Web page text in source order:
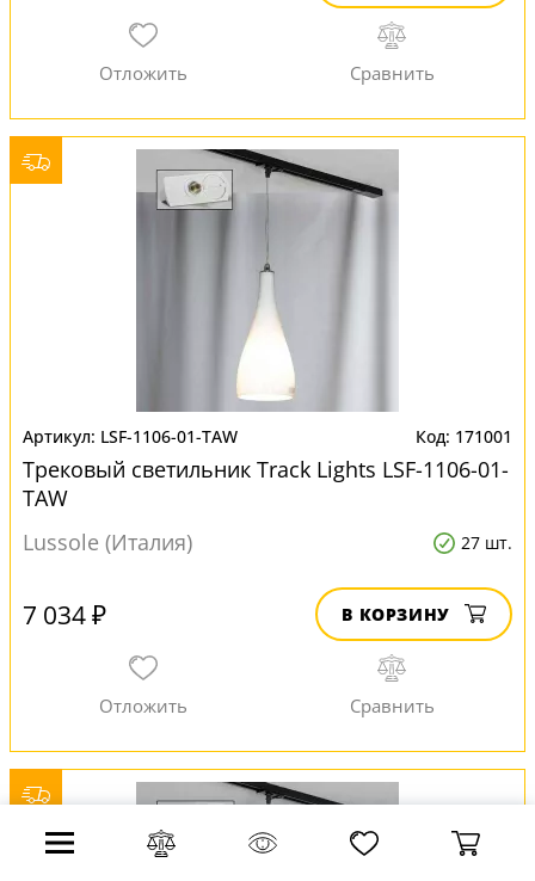
LSF-1106-01-TAW 171001
Трековый светильник Track Lights LSF-1106-01-
TAW
Lussole (Италия)
27 шт.
7 034 ₽ В КОРЗИНУ